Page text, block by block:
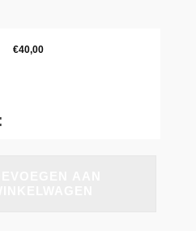
€40,00